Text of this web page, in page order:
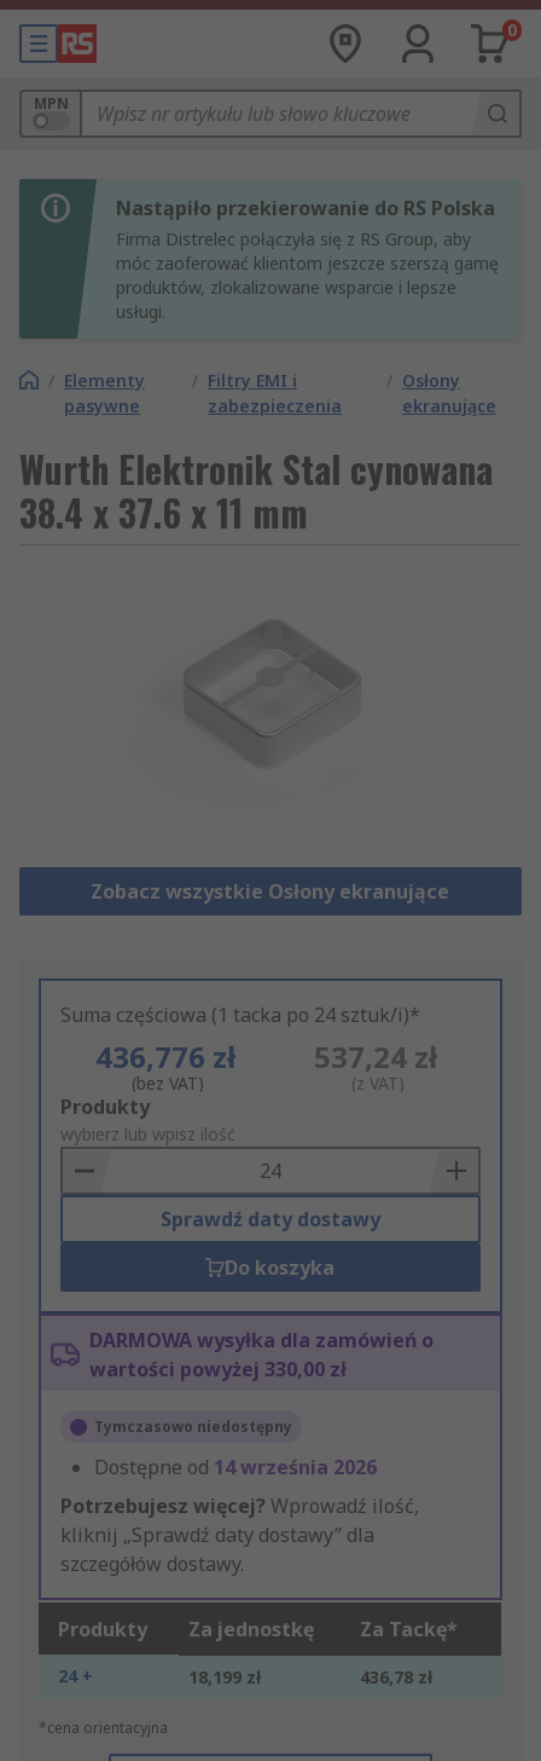
0
MPN
Nastąpiło przekierowanie do RS Polska
Firma Distrelec połączyła się z RS Group, aby
móc zaoferować klientom jeszcze szerszą gamę
produktów, zlokalizowane wsparcie i lepsze
usługi.
/ Elementy
pasywne
/ Filtry EMI i
zabezpieczenia
/ Osłony
ekranujące
Wurth Elektronik Stal cynowana
38.4 x 37.6 x 11 mm
Zobacz wszystkie Osłony ekranujące
Suma częściowa (1 tacka po 24 sztuk/i)*
436,776 zł
(bez VAT)
537,24 zł
(z VAT)
Add
to
Basket
Produkty
wybierz lub wpisz ilość
Sprawdź daty dostawy
Do koszyka
DARMOWA wysyłka dla zamówień o
wartości powyżej 330,00 zł
Tymczasowo niedostępny
Dostępne od 14 września 2026
Potrzebujesz więcej? Wprowadź ilość,
kliknij „Sprawdź daty dostawy” dla
szczegółów dostawy.
Produkty Za jednostkę Za Tackę*
24 + 18,199 zł 436,78 zł
*cena orientacyjna